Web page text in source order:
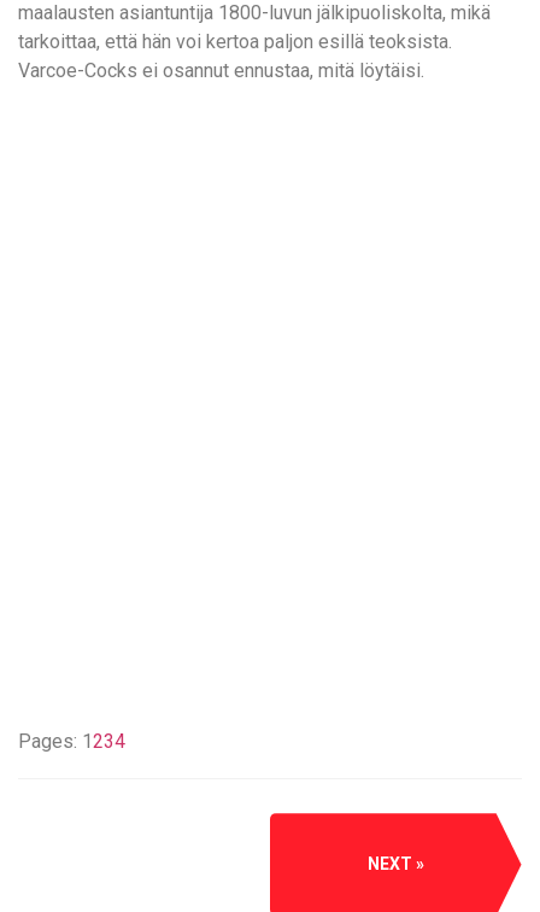
maalausten asiantuntija 1800-luvun jälkipuoliskolta, mikä
tarkoittaa, että hän voi kertoa paljon esillä teoksista.
Varcoe-Cocks ei osannut ennustaa, mitä löytäisi.
Pages: 1 234
NEXT